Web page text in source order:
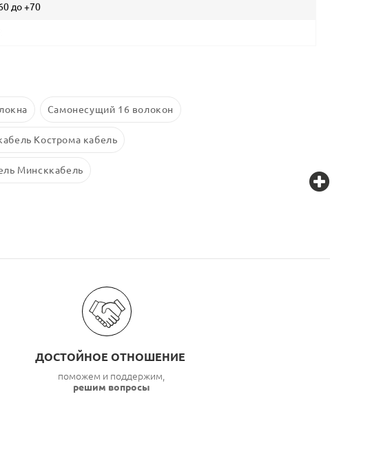
до +70
Самонесущий 16 волокон
Кострома кабель
Минсккабель
ДОСТОЙНОЕ ОТНОШЕНИЕ
поможем и поддержим,
решим вопросы